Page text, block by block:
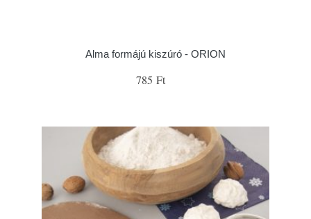
Alma formájú kiszúró - ORION
785 Ft